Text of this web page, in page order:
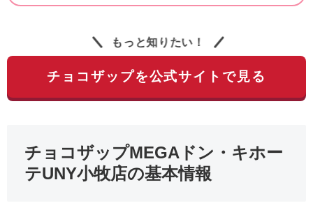
もっと知りたい！
チョコザップを公式サイトで見る
チョコザップMEGAドン・キホー
テUNY小牧店の基本情報